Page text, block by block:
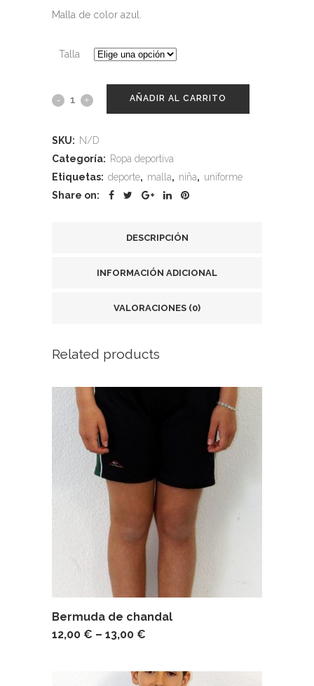
Malla de color azul.
Talla
AÑADIR AL CARRITO
SKU: N/D
Categoría: Ropa deportiva
Etiquetas: deporte, malla, niña, uniforme
Share on:
DESCRIPCIÓN
INFORMACIÓN ADICIONAL
VALORACIONES (0)
Related products
Bermuda de chandal
12,00 € – 13,00 €